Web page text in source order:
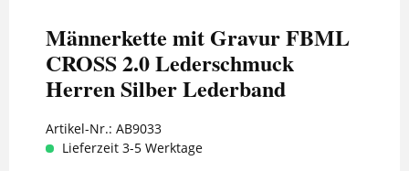
Männerkette mit Gravur FBML
CROSS 2.0 Lederschmuck
Herren Silber Lederband
Artikel-Nr.: AB9033
Lieferzeit 3-5 Werktage